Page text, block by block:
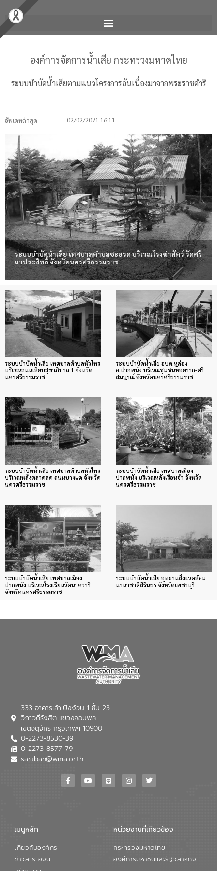
องค์การจัดการน้ำเสีย กระทรวงมหาดไทย
ระบบบำบัดน้ำเสียตามแนวโครงการอันเนื่องมาจากพระราชดำริ
อัพเดทล่าสุด 02/02/2021 16:11
ระบบบำบัดน้ำเสีย เทศบาลตำบลชะอวด บริเวณโรงฆ่าสัตว์ วัดศรี
มาประสิทธิ์ จังหวัดนครศรีธรรมราช
ระบบบำบัดน้ำเสีย เทศบาลตำบลหัวไทร
บริเวณถนนเลียบสุขาภิบาล 1 จังหวัด
นครศรีธรรมราช
ระบบบำบัดน้ำเสีย อบต.หูล่อง
อ.ปากพนัง บริเวณชุมชนหอยราก-ศรี
สมบูรณ์ จังหวัดนครศรีธรรมราช
ระบบบำบัดน้ำเสีย เทศบาลตำบลหัวไทร
บริเวณหลังตลาดสด ถนนบางแค จังหวัด
นครศรีธรรมราช
ระบบบำบัดน้ำเสีย เทศบาลเมือง
ปากพนัง บริเวณหลังเรือนจำ จังหวัด
นครศรีธรรมราช
ระบบบำบัดน้ำเสีย เทศบาลเมือง
ปากพนัง บริเวณโรงเรียนวัดนาควารี
จังหวัดนครศรีธรรมราช
ระบบบำบัดน้ำเสีย อุทยานสิ่งแวดล้อม
นานาชาติสิรินธร จังหวัดเพชรบุรี
333 อาคารเล้าเป้งง้วน 1 ชั้น 23
วิภาวดีรังสิต แขวงจอมพล
เขตจตุจักร กรุงเทพฯ 10900
0-2273-8530-39
0-2273-8577-79
saraban@wma.or.th
เมนูหลัก
เกี่ยวกับองค์กร
ข่าวสาร อจน.
หน่วยงานที่เกียวข้อง
กระทรวงมหาดไทย
องค์การมหาชนและรัฐวิสาหกิจ